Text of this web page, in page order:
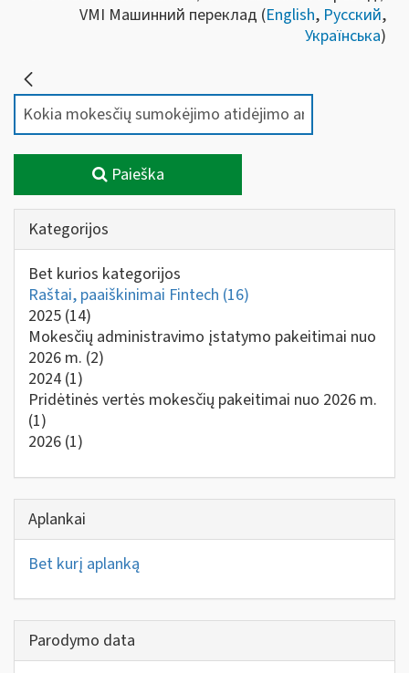
VMI Машинний переклад (English, Русский,
Українська)
Paieška
Kategorijos
Bet kurios kategorijos
Raštai, paaiškinimai Fintech (16)
2025 (14)
Mokesčių administravimo įstatymo pakeitimai nuo
2026 m. (2)
2024 (1)
Pridėtinės vertės mokesčių pakeitimai nuo 2026 m.
(1)
2026 (1)
Aplankai
Bet kurį aplanką
Parodymo data